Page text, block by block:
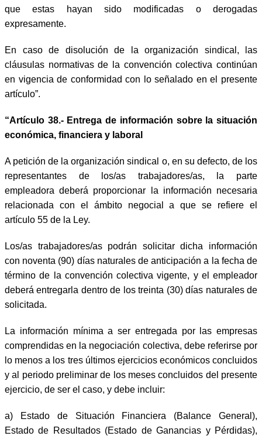
que estas hayan sido modificadas o derogadas
expresamente.
En caso de disolución de la organización sindical, las
cláusulas normativas de la convención colectiva continúan
en vigencia de conformidad con lo señalado en el presente
artículo”.
“Artículo 38.- Entrega de información sobre la situación
económica, financiera y laboral
A petición de la organización sindical o, en su defecto, de los
representantes de los/as trabajadores/as, la parte
empleadora deberá proporcionar la información necesaria
relacionada con el ámbito negocial a que se refiere el
artículo 55 de la Ley.
Los/as trabajadores/as podrán solicitar dicha información
con noventa (90) días naturales de anticipación a la fecha de
término de la convención colectiva vigente, y el empleador
deberá entregarla dentro de los treinta (30) días naturales de
solicitada.
La información mínima a ser entregada por las empresas
comprendidas en la negociación colectiva, debe referirse por
lo menos a los tres últimos ejercicios económicos concluidos
y al periodo preliminar de los meses concluidos del presente
ejercicio, de ser el caso, y debe incluir:
a) Estado de Situación Financiera (Balance General),
Estado de Resultados (Estado de Ganancias y Pérdidas),